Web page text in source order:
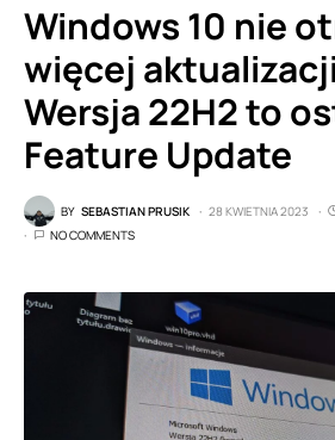
Windows 10 nie
więcej
Wersja 22H2 to
Feature Update
BY SEBASTIAN PRUSIK 28 KWIETNIA 2023
NO COMMENTS